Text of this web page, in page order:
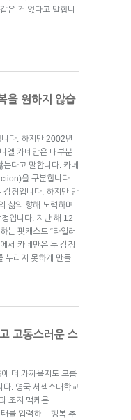
은 건 없다고 말합니
을 원하지 않습
다. 하지만 2002년
엘 카네만은 대부분
다고 말합니다. 카네
을 구분합니다.
감정입니다. 하지만 만
삶의 향해 노력하며
입니다. 지난 해 12
는 팟캐스트 “타일러
서 카네만은 두 감정
누리지 못하게 만들
고통스러운 스
더 가까울지도 모릅
다. 영국 서섹스대학교
조지 맥케론
를 입력하는 행복 추